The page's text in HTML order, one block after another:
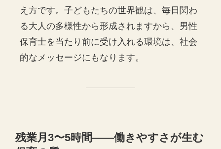
え方です。子どもたちの世界観は、毎日関わ
る大人の多様性から形成されますから、男性
保育士を当たり前に受け入れる環境は、社会
的なメッセージにもなります。
残業月3〜5時間——働きやすさが生む